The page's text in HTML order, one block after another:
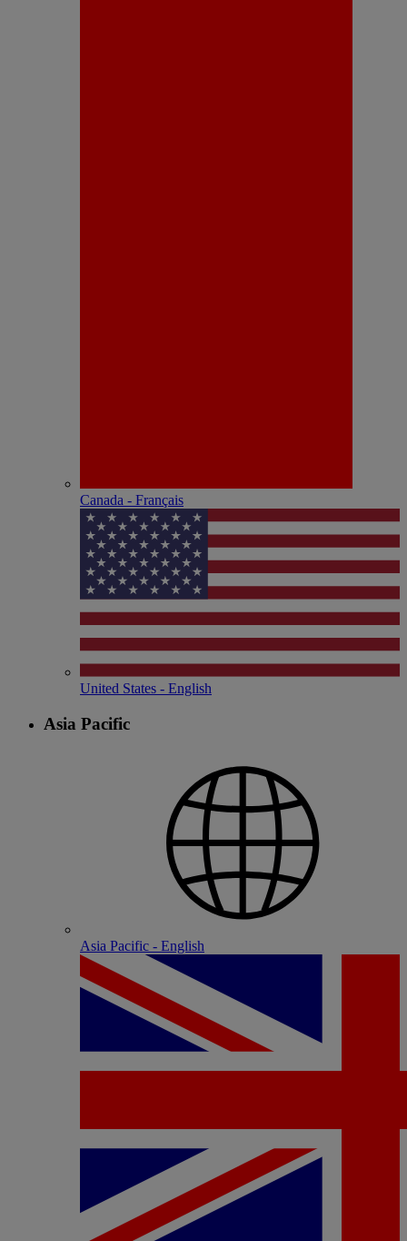
Canada - Français
United States - English
Asia Pacific
Asia Pacific - English